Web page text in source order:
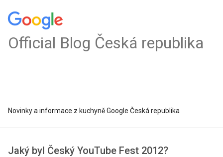
Official Blog Česká republika
Novinky a informace z kuchyně Google Česká republika
Jaký byl Český YouTube Fest 2012?